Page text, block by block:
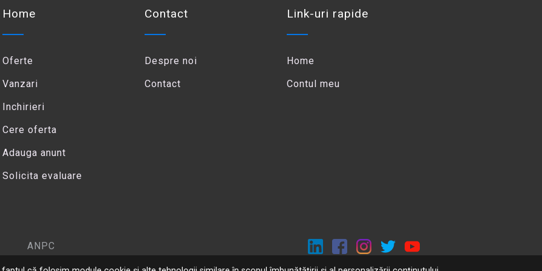
Home
Oferte
Vanzari
Inchirieri
Cere oferta
Adauga anunt
Solicita evaluare
Contact
Despre noi
Contact
Link-uri rapide
Home
Contul meu
ANPC